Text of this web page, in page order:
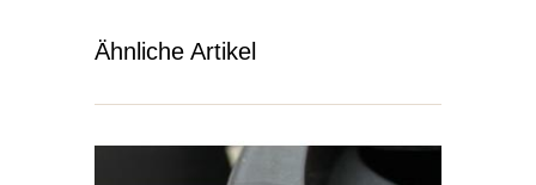
Ähnliche Artikel